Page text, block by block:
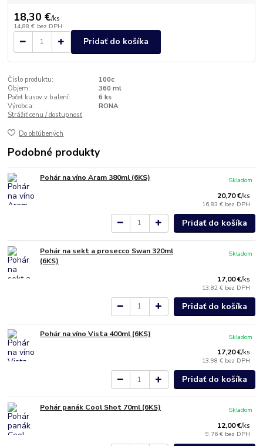
18,30 €/ks
14,88 € bez DPH
Pridať do košíka
Číslo produktu:
100c
Objem:
360 ml
Počet kusov v balení:
6 ks
Výrobca:
RONA
Strážiť cenu / dostupnosť
Do obľúbených
Podobné produkty
Pohár na víno Aram 380ml (6KS)
20,70 €/ks
16,83 € bez DPH
Skladom
Pridať do košíka
Pohár na sekt a prosecco Swan 320ml
(6KS)
17,00 €/ks
13,82 € bez DPH
Skladom
Pridať do košíka
Pohár na víno Vista 400ml (6KS)
17,20 €/ks
13,98 € bez DPH
Skladom
Pridať do košíka
Pohár panák Cool Shot 70ml (6KS)
12,00 €/ks
9,76 € bez DPH
Skladom